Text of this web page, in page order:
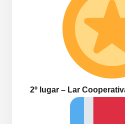
2º lugar – Lar